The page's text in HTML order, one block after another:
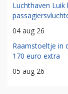
Luchthaven
04 aug 26
Raamstoeltje in
170 euro extra
05 aug 26